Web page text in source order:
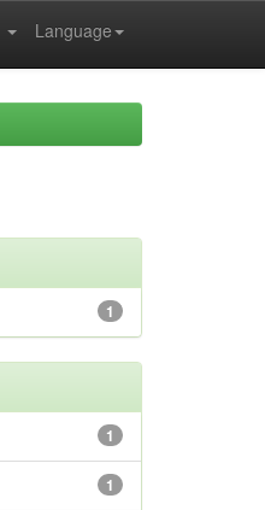
Language
1
1
1